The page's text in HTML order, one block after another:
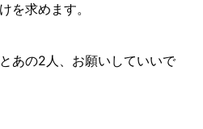
を求めます。
あの2人、お願いしていいで